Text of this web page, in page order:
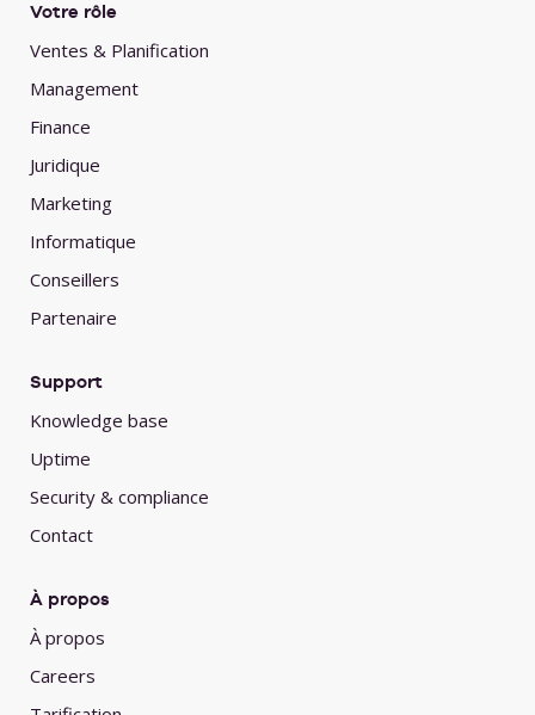
Votre rôle
Ventes & Planification
Management
Finance
Juridique
Marketing
Informatique
Conseillers
Partenaire
Support
Knowledge base
Uptime
Security & compliance
Contact
À propos
À propos
Careers